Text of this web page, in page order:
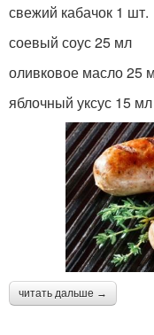
свежий кабачок 1 шт.
соевый соус 25 мл
оливковое масло 25
яблочный уксус 15 мл
читать дальше →